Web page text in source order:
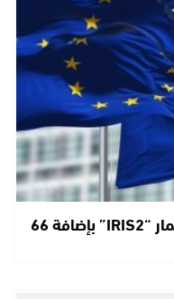
الاتحاد الأوروبي يوسع كوكبة أقمار “IRIS2” بإضافة 66